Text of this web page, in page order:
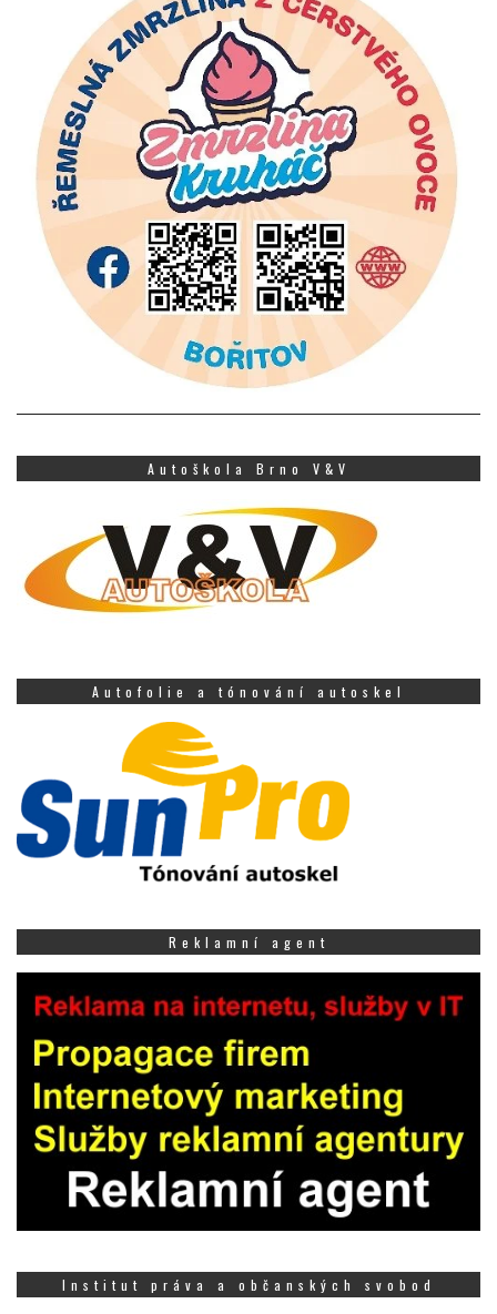
Autoškola Brno V&V
Autofolie a tónování autoskel
Reklamní agent
Institut práva a občanských svobod